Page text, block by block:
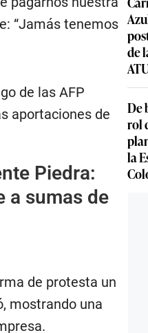
“Jamás tenemos
de las AFP
aportaciones de
Piedra:
a sumas de
de protesta un
mostrando una
de
De
rol
la